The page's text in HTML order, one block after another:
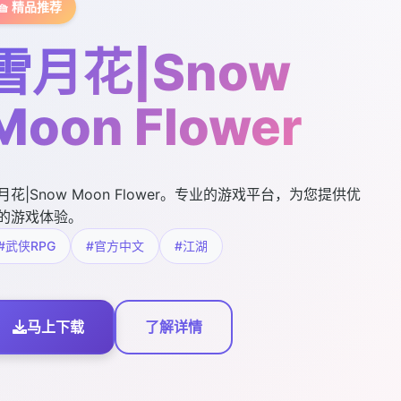
精品推荐
月花|Snow
Flower
花|Snow Moon Flower。专业的游戏平台，为您提供优
游戏体验。
武侠RPG #官方中文 #江湖
马上下载 了解详情